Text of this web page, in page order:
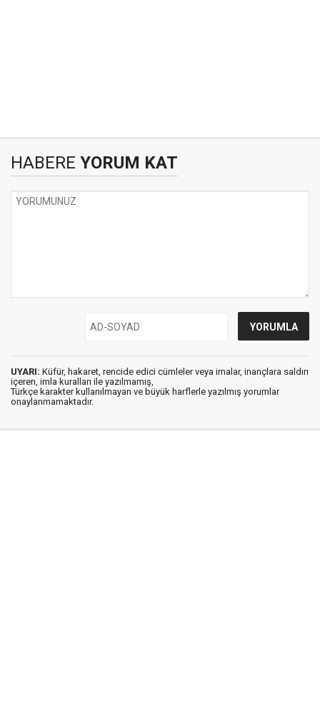
HABERE YORUM KAT
UYARI: Küfür, hakaret, rencide edici cümleler veya imalar, inançlara saldırı
içeren, imla kuralları ile yazılmamış,
Türkçe karakter kullanılmayan ve büyük harflerle yazılmış yorumlar
onaylanmamaktadır.